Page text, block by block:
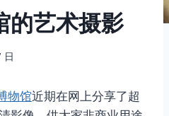
的艺术摄影
日
物馆近期在网上分享了超